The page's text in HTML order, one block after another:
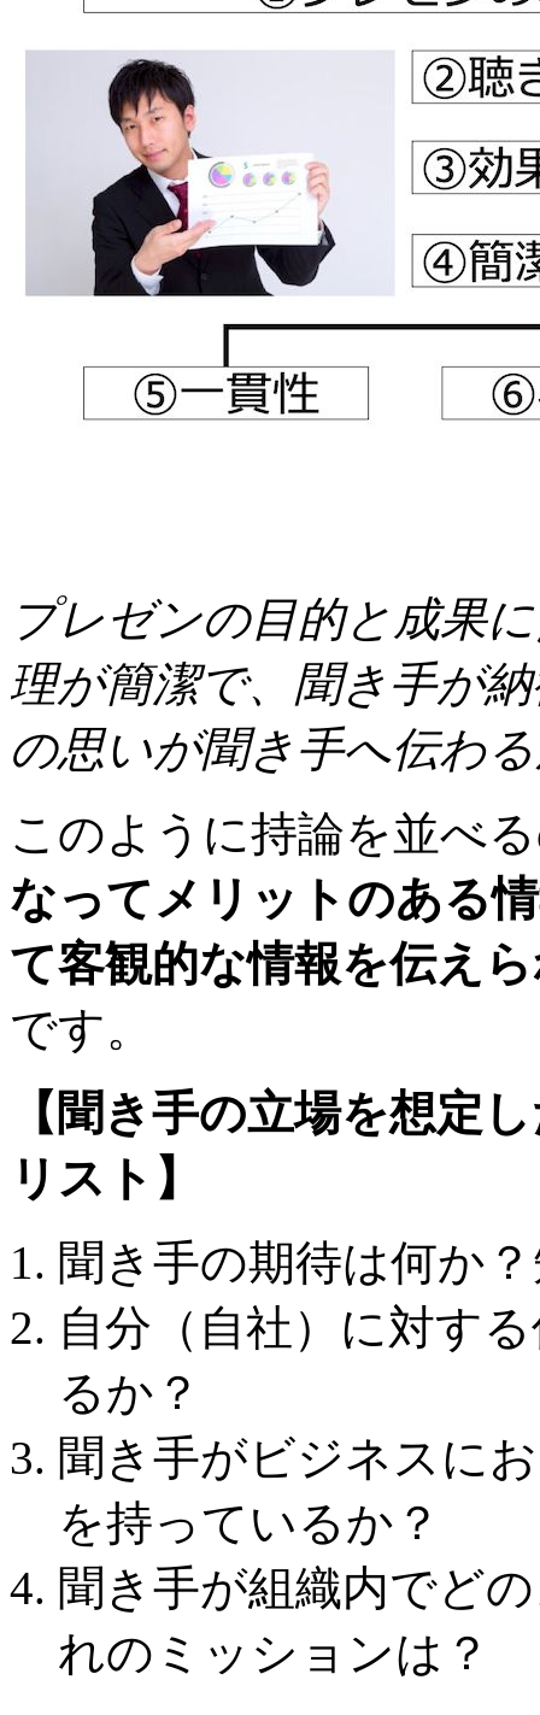
プレゼンの目的と成果
理が簡潔で、聞き手が
の思いが聞き手へ伝わ
このように持論を並べ
なってメリットのある
て客観的な情報を伝え
です。
【聞き手の立場を想定
リスト】
聞き手の期待は何か
自分（自社）に対す
るか？
聞き手がビジネスに
を持っているか？
聞き手が組織内でど
れのミッションは？